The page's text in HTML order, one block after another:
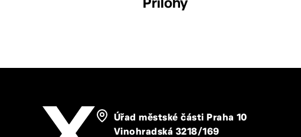
Úřad městské části Praha 10
Vinohradská 3218/169